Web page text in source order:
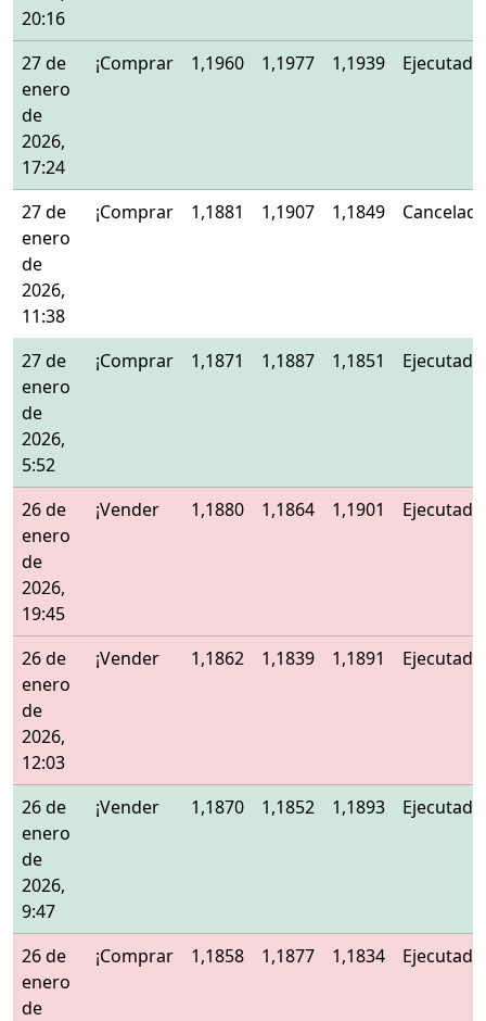
20:16
27 de
enero
de
2026,
17:24
¡Comprar 1,1960 1,1977 1,1939 Ejecutado
27 de
enero
de
2026,
11:38
¡Comprar 1,1881 1,1907 1,1849
27 de
enero
de
2026,
5:52
¡Comprar 1,1871 1,1887 1,1851 Ejecutado
26 de
enero
de
2026,
19:45
¡Vender 1,1880 1,1864 1,1901 Ejecutado
26 de
enero
de
2026,
12:03
¡Vender 1,1862 1,1839 1,1891 Ejecutado
26 de
enero
de
2026,
9:47
¡Vender 1,1870 1,1852 1,1893 Ejecutado
26 de
enero
de
¡Comprar 1,1858 1,1877 1,1834 Ejecutado